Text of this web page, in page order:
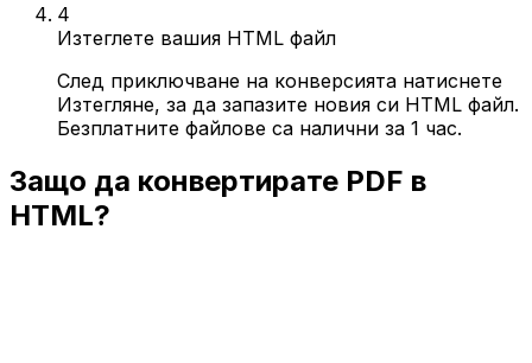
4
Изтеглете вашия HTML файл
След приключване на конверсията натиснете
Изтегляне, за да запазите новия си HTML файл.
Безплатните файлове са налични за 1 час.
Защо да конвертирате PDF в
HTML?